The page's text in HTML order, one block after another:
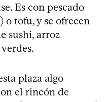
Es con pescado
tofu, y se ofrecen
sushi, arroz
plaza algo
el rincón de